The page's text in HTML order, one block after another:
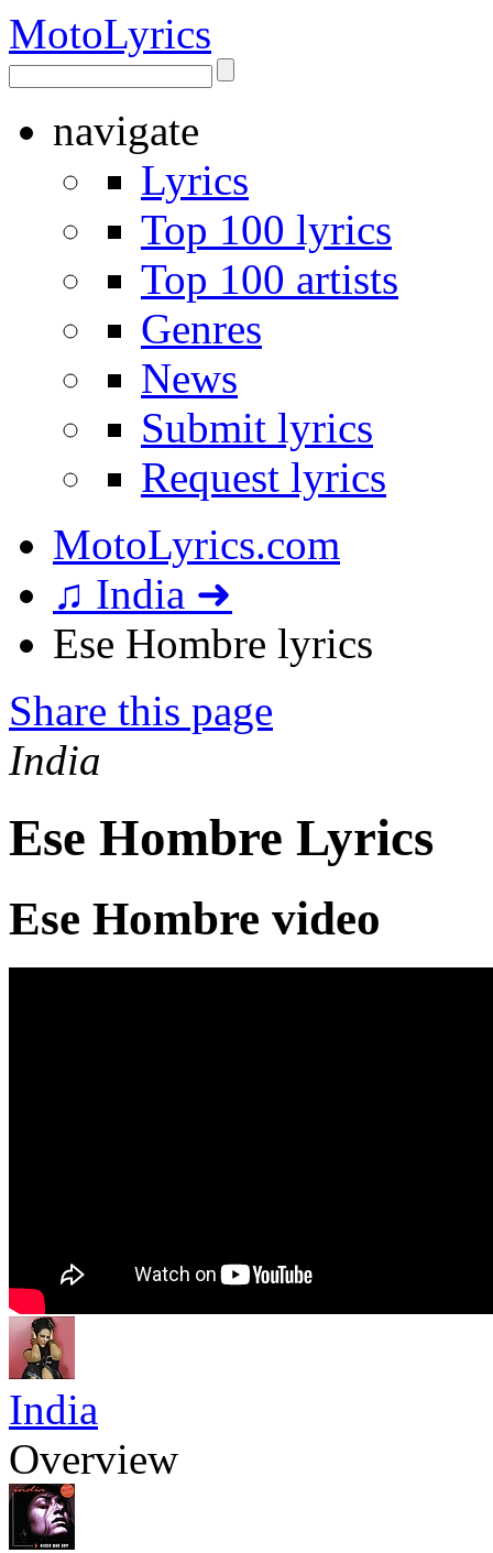
MotoLyrics
navigate
Lyrics
Top 100 lyrics
Top 100 artists
Genres
News
Submit lyrics
Request lyrics
MotoLyrics.com
♫ India ➜
Ese Hombre lyrics
Share this page
India
Ese Hombre Lyrics
Ese Hombre video
India
Overview